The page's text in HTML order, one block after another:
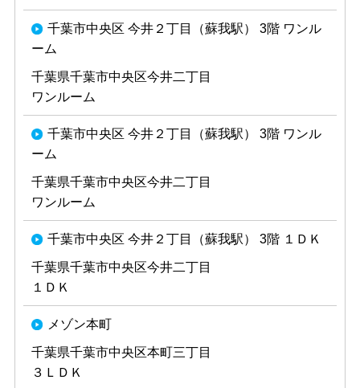
千葉市中央区 今井２丁目（蘇我駅） 3階 ワンル
ーム
千葉県千葉市中央区今井二丁目
ワンルーム
千葉市中央区 今井２丁目（蘇我駅） 3階 ワンル
ーム
千葉県千葉市中央区今井二丁目
ワンルーム
千葉市中央区 今井２丁目（蘇我駅） 3階 １ＤＫ
千葉県千葉市中央区今井二丁目
１ＤＫ
メゾン本町
千葉県千葉市中央区本町三丁目
３ＬＤＫ